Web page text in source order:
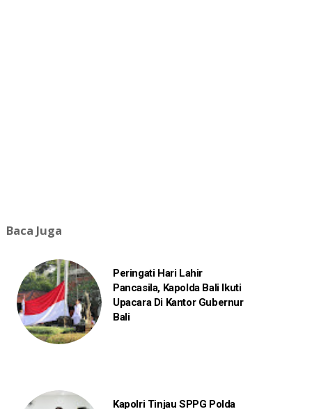
Baca Juga
Peringati Hari Lahir
Pancasila, Kapolda Bali Ikuti
Upacara Di Kantor Gubernur
Bali
Kapolri Tinjau SPPG Polda